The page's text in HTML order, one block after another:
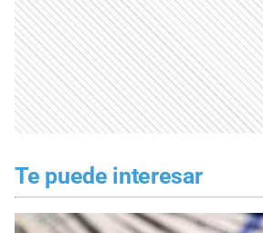
Te puede interesar